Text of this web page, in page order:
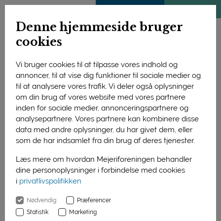
Denne hjemmeside bruger
cookies
Vi bruger cookies til at tilpasse vores indhold og
annoncer, til at vise dig funktioner til sociale medier og
til at analysere vores trafik. Vi deler også oplysninger
om din brug af vores website med vores partnere
inden for sociale medier, annonceringspartnere og
analysepartnere. Vores partnere kan kombinere disse
data med andre oplysninger, du har givet dem, eller
som de har indsamlet fra din brug af deres tjenester.
Læs mere om hvordan Mejeriforeningen behandler
dine personoplysninger i forbindelse med cookies
i privatlivspolitikken
Nødvendig
Præferencer
Statistik
Marketing
330 elever fra Hotel- og Restaurantskolen skal i dag og i
morgen sidde hjemme og smage på seks danske oste til et
ostekulturkampagne.